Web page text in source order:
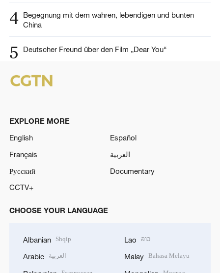
4 Begegnung mit dem wahren, lebendigen und bunten
China
5 Deutscher Freund über den Film „Dear You“
EXPLORE MORE
English
Español
Français
العربية
Русский
Documentary
CCTV+
CHOOSE YOUR LANGUAGE
Albanian Shqip
Arabic العربية
Lao ລາວ
Malay Bahasa Melayu